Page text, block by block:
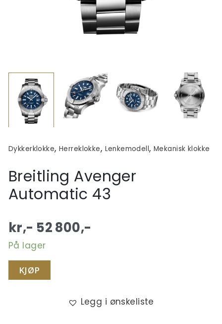
Dykkerklokke, Herreklokke, Lenkemodell,Mekanisk klokke
Breitling Avenger
Automatic 43
kr,- 52 800,-
På lager
KJØP
Legg i ønskeliste